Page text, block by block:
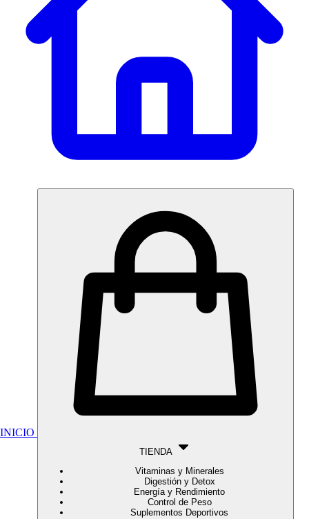
INICIO
TIENDA
Vitaminas y Minerales
Digestión y Detox
Energía y Rendimiento
Control de Peso
Suplementos Deportivos